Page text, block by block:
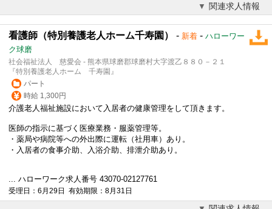
関連求人情報
看護師（特別養護老人ホーム千寿園） - 新着 - ハローワー
ク球磨
社会福祉法人 慈愛会 - 熊本県球磨郡球磨村大字渡乙８８０－２１
『特別養護老人ホーム 千寿園』
パート
時給 1,300円
介護老人福祉施設において入居者の健康管理をして頂きます。
医師の指示に基づく医療業務・服薬管理等。
・薬局や病院等への外出際に運転（社用車）あり。
・入居者の食事介助、入浴介助、排泄介助あり。
... ハローワーク求人番号 43070-02127761
受理日：6月29日 有効期限：8月31日